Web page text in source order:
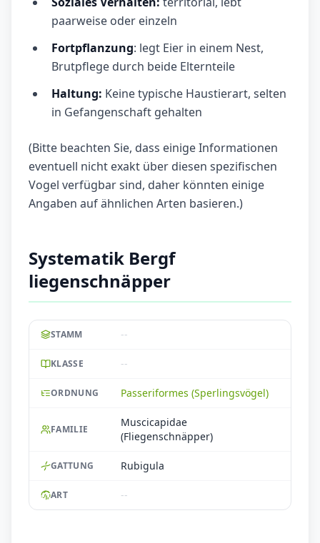
paarweise oder einzeln
Fortpflanzung: legt Eier in einem Nest,
Brutpflege durch beide Elternteile
Haltung: Keine typische Haustierart, selten
in Gefangenschaft gehalten
(Bitte beachten Sie, dass einige Informationen
eventuell nicht exakt über diesen spezifischen
Vogel verfügbar sind, daher könnten einige
Angaben auf ähnlichen Arten basieren.)
Systematik Bergf
liegenschnäpper
STAMM --
KLASSE --
ORDNUNG Passeriformes (Sperlingsvögel)
FAMILIE
Muscicapidae
(Fliegenschnäpper)
GATTUNG Rubigula
ART --